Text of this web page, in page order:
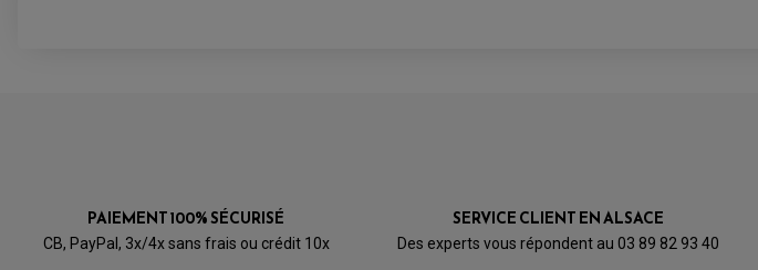
PAIEMENT 100% SÉCURISÉ
CB, PayPal, 3x/4x sans frais ou crédit 10x
SERVICE CLIENT EN ALSACE
Des experts vous répondent au 03 89 82 93 40